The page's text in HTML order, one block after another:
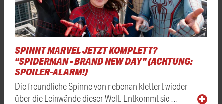
SPINNT MARVEL JETZT KOMPLETT?
"SPIDERMAN - BRAND NEW DAY" (ACHTUNG:
SPOILER-ALARM!)
Die freundliche Spinne von nebenan klettert wieder
über die Leinwände dieser Welt. Entkommt sie …